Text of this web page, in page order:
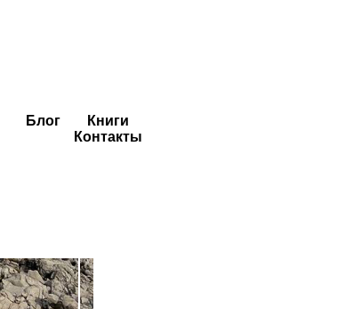
Блог
Книги
Контакты